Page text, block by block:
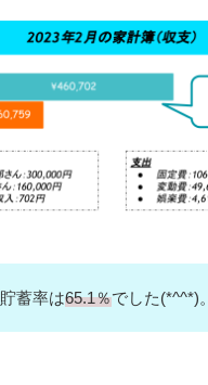
貯蓄率は65.1％でした(*^^*)。